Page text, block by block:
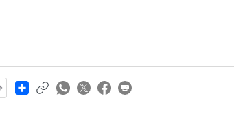
Share